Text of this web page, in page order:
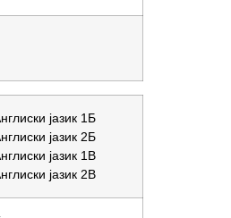
јазик 1Б
јазик 2Б
јазик 1В
јазик 2В